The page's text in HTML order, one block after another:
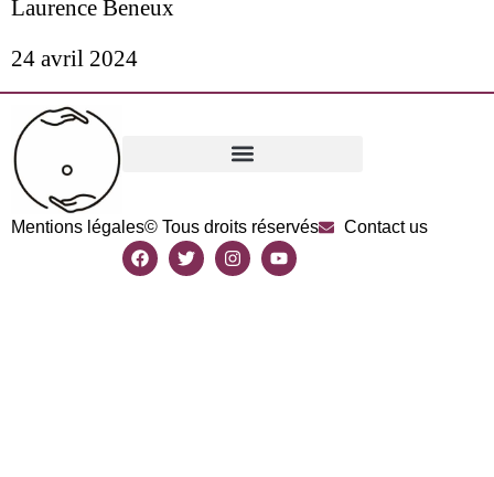
Laurence Beneux
24 avril 2024
Mentions légales© Tous droits réservés Contact us